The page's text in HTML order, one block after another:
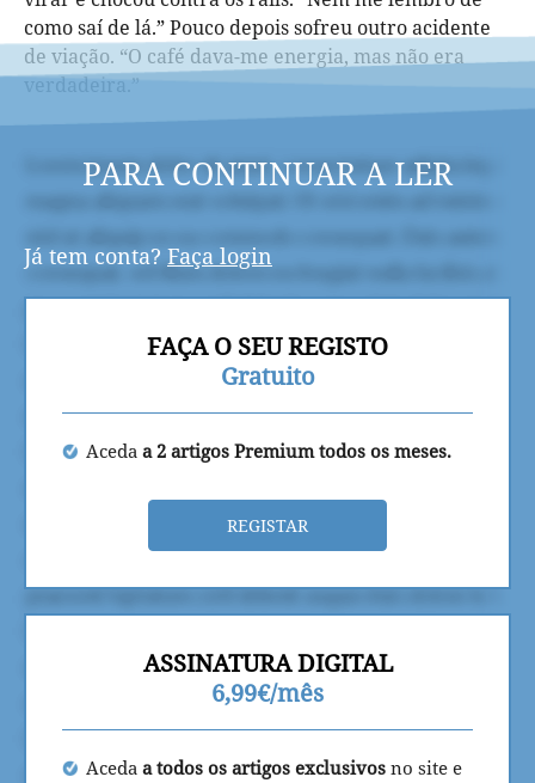
como saí de lá.” Pouco depois sofreu outro acidente
de viação. “O café dava-me energia, mas não era
verdadeira.”
PARA CONTINUAR A LER
Já tem conta? Faça login
FAÇA O SEU REGISTO
Gratuito
Aceda a 2 artigos Premium todos os meses.
REGISTAR
ASSINATURA DIGITAL
6,99€/mês
Aceda a todos os artigos exclusivos no site e